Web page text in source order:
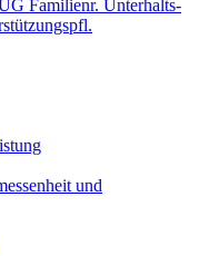
Familienr. Unterhalts-
und